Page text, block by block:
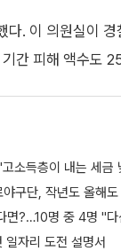
다. 이 의원실이
간 피해 액수도
소득층이 내는 세금
구단, 작년도 올해
면?…10명 중 4명 "
일자리 도전 설명서